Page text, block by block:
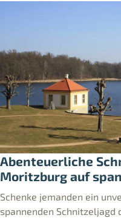
Abenteuerliche
Moritzburg auf
Schenke jemanden ein
spannenden Schnitzeljagd